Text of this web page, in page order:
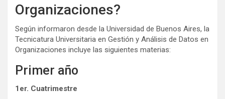
Organizaciones?
Según informaron desde la Universidad de Buenos Aires, la
Tecnicatura Universitaria en Gestión y Análisis de Datos en
Organizaciones incluye las siguientes materias:
Primer año
1er. Cuatrimestre